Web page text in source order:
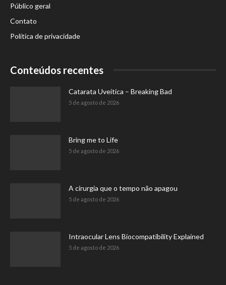
Público geral
Contato
Política de privacidade
Conteúdos recentes
Catarata Uveítica – Breaking Bad
5 de agosto de 2026
Bring me to Life
5 de agosto de 2026
A cirurgia que o tempo não apagou
5 de agosto de 2026
Intraocular Lens Biocompatibility Explained
5 de agosto de 2026